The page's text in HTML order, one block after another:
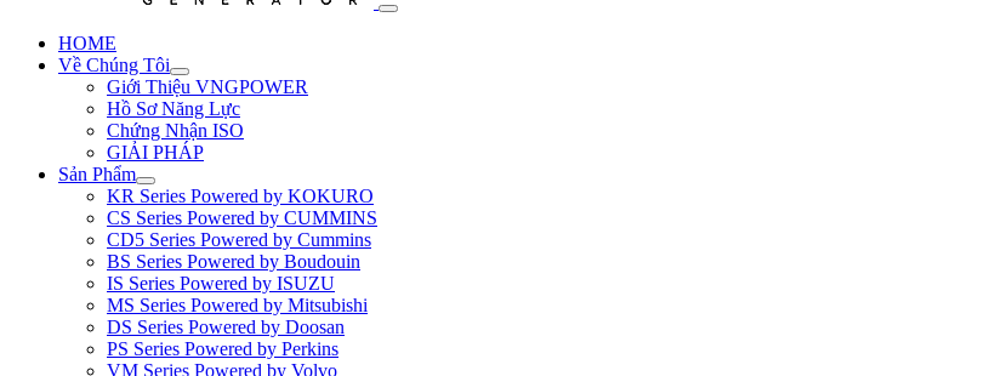
HOME
Về Chúng Tôi
Giới Thiệu VNGPOWER
Hồ Sơ Năng Lực
Chứng Nhận ISO
GIẢI PHÁP
Sản Phẩm
KR Series Powered by KOKURO
CS Series Powered by CUMMINS
CD5 Series Powered by Cummins
BS Series Powered by Boudouin
IS Series Powered by ISUZU
MS Series Powered by Mitsubishi
DS Series Powered by Doosan
PS Series Powered by Perkins
VM Series Powered by Volvo